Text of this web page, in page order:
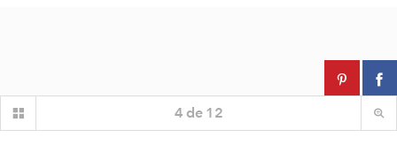
4 de 12